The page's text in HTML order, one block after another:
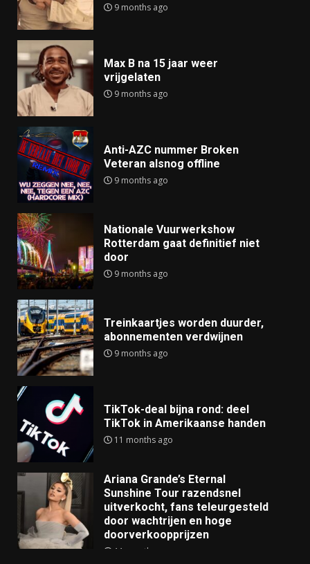
9 months ago
Max B na 15 jaar weer
vrijgelaten
9 months ago
Anti-AZC nummer Broken
Veteran alsnog offline
9 months ago
Nationale Vuurwerkshow
Rotterdam gaat definitief niet
door
9 months ago
Treinkaartjes worden duurder,
abonnementen verdwijnen
9 months ago
TikTok-deal bijna rond: deel
TikTok in Amerikaanse handen
11 months ago
Ariana Grande’s Eternal
Sunshine Tour razendsnel
uitverkocht, fans teleurgesteld
door wachtrijen en hoge
doorverkoopprijzen
11 months ago